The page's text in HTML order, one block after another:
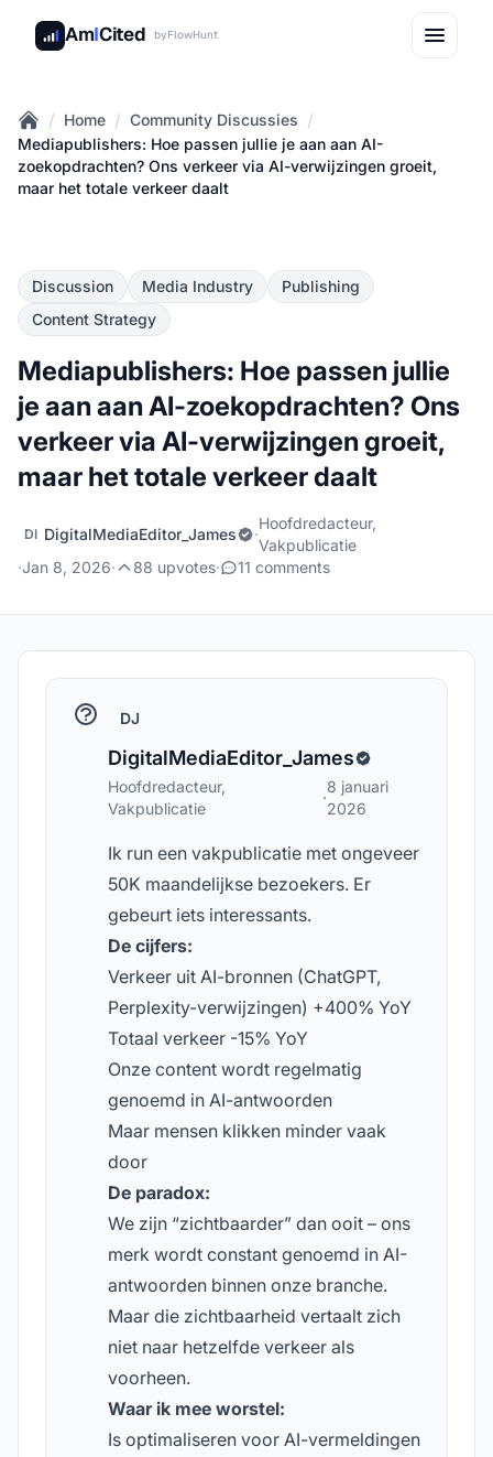
AmICited byFlowHunt
Home
/ Home / Community Discussies /
Mediapublishers: Hoe passen jullie je aan aan AI-
zoekopdrachten? Ons verkeer via AI-verwijzingen groeit,
maar het totale verkeer daalt
Discussion Media Industry
Publishing
Content Strategy
Mediapublishers: Hoe passen jullie
je aan aan AI-zoekopdrachten? Ons
verkeer via AI-verwijzingen groeit,
maar het totale verkeer daalt
DI DigitalMediaEditor_James ·
Hoofdredacteur,
Vakpublicatie
·Jan 8, 2026· 88 upvotes· 11 comments
DJ
DigitalMediaEditor_James
Hoofdredacteur,
Vakpublicatie
·
8 januari
2026
Ik run een vakpublicatie met ongeveer
50K maandelijkse bezoekers. Er
gebeurt iets interessants.
De cijfers:
Verkeer uit AI-bronnen (ChatGPT,
Perplexity-verwijzingen) +400% YoY
Totaal verkeer -15% YoY
Onze content wordt regelmatig
genoemd in AI-antwoorden
Maar mensen klikken minder vaak
door
De paradox:
We zijn “zichtbaarder” dan ooit – ons
merk wordt constant genoemd in AI-
antwoorden binnen onze branche.
Maar die zichtbaarheid vertaalt zich
niet naar hetzelfde verkeer als
voorheen.
Waar ik mee worstel:
Is optimaliseren voor AI-vermeldingen